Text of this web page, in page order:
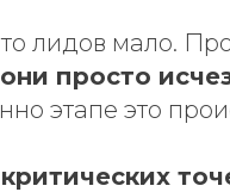
лидов мало.
просто
этапе это